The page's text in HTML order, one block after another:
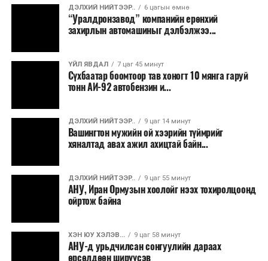
Эцэст нь Оюутолгойн асуудал нэг асуулт руу эргэж
очно. Монгол Улс дэлхийн хэмжээний баялгаа
дотоодын улс төрийн савлагаанаас ангид, урт
чадах уу.
Энэ асуултын хариу зөвхөн уурхайн гүнд бус, төрийн
санхүүжилт
татахаар зорьж байна. Нэг төслийн
дундаж санхүүжилтийн хэмжээ700 мянган
байхаар тооцжээ.
ДЭЛХИЙ НИЙТЭЭР.. 6 цагын өмнө
“Уралдронзавод” компанийн ерөнхий
захирлын автомашиныг дэлбэлжээ...
ҮЙЛ ЯВДАЛ 7 цаг 45 минут
Сүхбаатар боомтоор тав хоногт 10 мянга гаруй
тонн АИ-92 автобензин и...
ДЭЛХИЙ НИЙТЭЭР.. 9 цаг 14 минут
Вашингтон мужийн ой хээрийн түймрийг
хяналтад авах ажил ахицтай байн...
ДЭЛХИЙ НИЙТЭЭР.. 9 цаг 55 минут
АНУ, Иран Ормузын хоолойг нээх тохиролцоонд
ойртож байна
ХЭН ЮУ ХЭЛЭВ... 9 цаг 58 минут
АНУ-д урьдчилсан сонгуулийн дараах
өрсөлдөөн ширүүсэв